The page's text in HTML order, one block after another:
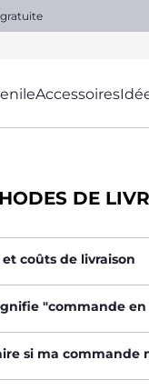
Accessoires
DE
et coûts de livraison
"commande
si ma commande